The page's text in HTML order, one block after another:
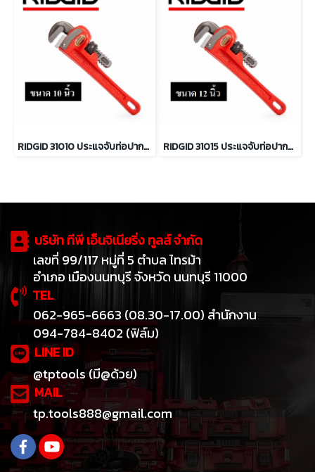
RIDGID 31010 ประแจจับท่อปากตรง 10 นิ้ว จับท่อได้ 1.1/2 นิ้ว RIDGID 31015 ประแจจับท่อปากตรง ขนาด 12 นิ้ว จับท่อได้ 2 นิ้ว
บริษัท ทีพี เอ็นจิเนียริ่ง ทูลส์ จำกัด
เลขที่ 99/117 หมู่ที่ 5 ตำบล ไทรม้า
อำเภอ เมืองนนทบุรี จังหวัด นนทบุรี 11000
TEL
062-965-6663 (08.30-17.00) สำนักงาน
094-784-8402 (ฟิล์ม)
LINE ID
@tptools (มี@ด้วย)
MAIL
tp.tools888@gmail.com